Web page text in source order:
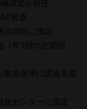
清宏が就任
派遣
病院に指定
（年1回の定期開
救急医学に講座名変
センターに指定